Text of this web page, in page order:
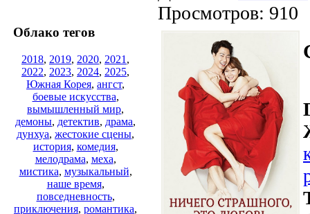
Облако тегов
2018, 2019, 2020, 2021 ,
2022, 2023, 2024, 2025,
Южная Корея, ангст,
боевые искусства,
вымышленный мир,
демоны, детектив, драма,
дунхуа, жестокие сцены,
история, комедия,
мелодрама, меха,
мистика, музыкальный,
наше время,
повседневность,
приключения, романтика,
Просмотров: 910